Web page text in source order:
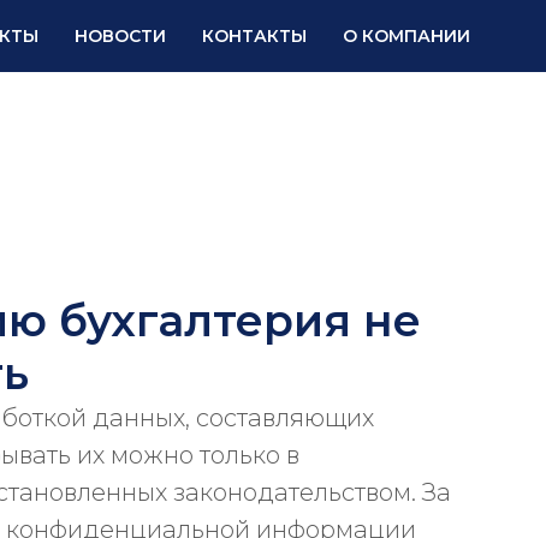
ИТС (1С:КП)
НОВОСТИ КОНТАКТЫ О КОМПАНИИ
бухгалтерия не
данных, составляющих
их можно только в
законодательством. За
конфиденциальной информации